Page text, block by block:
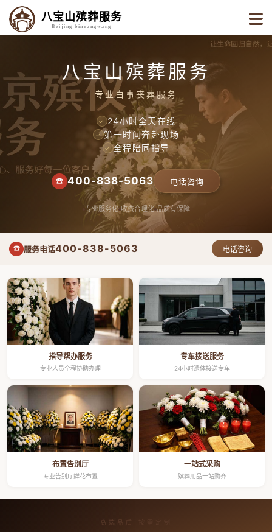
八宝山殡葬服务
Beijing binzangwang
八宝山殡葬服务
专业白事丧葬服务
✓ 24小时全天在线
✓ 第一时间奔赴现场
✓ 全程陪同指导
☎ 400-838-5063 电话咨询
专业服务化 收费合理化 品质有保障
☎ 服务电话400-838-5063 电话咨询
指导帮办服务
专业人员全程协助办理
专车接送服务
24小时遗体接送专车
布置告别厅
专业告别厅鲜花布置
一站式采购
殡葬用品一站购齐
高端品质 按需定制